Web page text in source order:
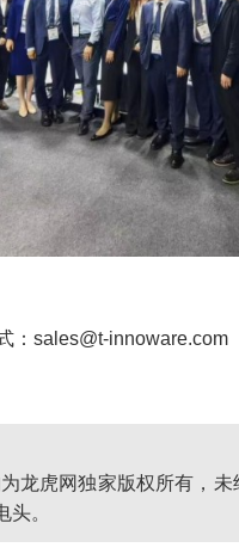
：sales@t-innoware.com
龙虎网独家版权所有，
。